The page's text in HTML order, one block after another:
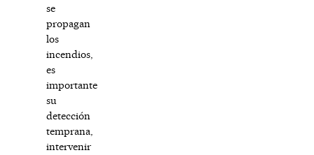
se
propagan
los
incendios,
es
importante
su
detección
temprana,
intervenir